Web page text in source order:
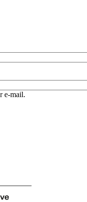
e-mail.